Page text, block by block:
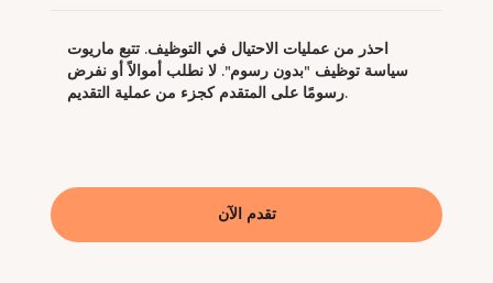
احذر من عمليات الاحتيال في التوظيف. تتبع ماريوت
سياسة توظيف "بدون رسوم". لا نطلب أموالاً أو نفرض
رسومًا على المتقدم كجزء من عملية التقديم.
تقدم الآن